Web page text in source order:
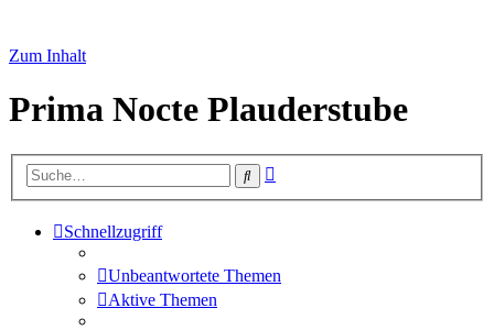
Zum Inhalt
Prima Nocte Plauderstube
Suche
Schnellzugriff
Unbeantwortete Themen
Aktive Themen